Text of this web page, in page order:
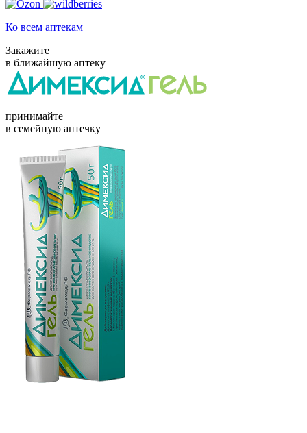
Ко всем аптекам
Закажите
в ближайшую аптеку
принимайте
в семейную аптечку